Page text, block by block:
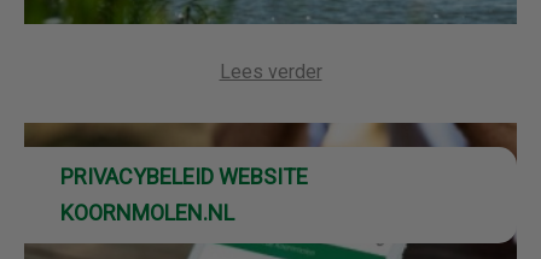
Lees verder
PRIVACYBELEID WEBSITE
KOORNMOLEN.NL